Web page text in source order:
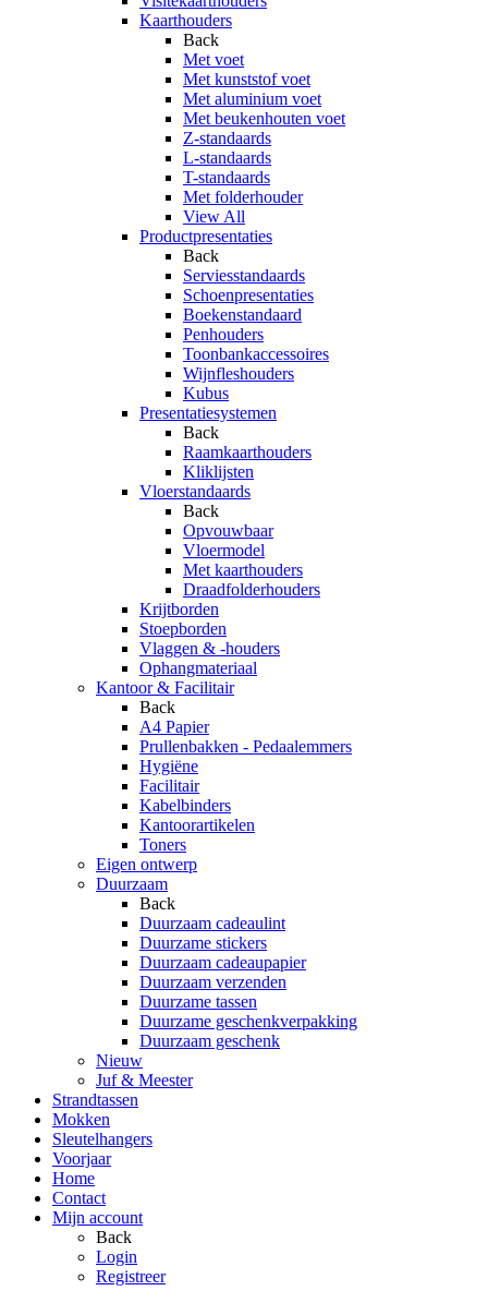
Kaarthouders
Back
Met voet
Met kunststof voet
Met aluminium voet
Met beukenhouten voet
Z-standaards
L-standaards
T-standaards
Met folderhouder
View All
Productpresentaties
Back
Serviesstandaards
Schoenpresentaties
Boekenstandaard
Penhouders
Toonbankaccessoires
Wijnfleshouders
Kubus
Presentatiesystemen
Back
Raamkaarthouders
Kliklijsten
Vloerstandaards
Back
Opvouwbaar
Vloermodel
Met kaarthouders
Draadfolderhouders
Krijtborden
Stoepborden
Vlaggen & -houders
Ophangmateriaal
Kantoor & Facilitair
Back
A4 Papier
Prullenbakken - Pedaalemmers
Hygiëne
Facilitair
Kabelbinders
Kantoorartikelen
Toners
Eigen ontwerp
Duurzaam
Back
Duurzaam cadeaulint
Duurzame stickers
Duurzaam cadeaupapier
Duurzaam verzenden
Duurzame tassen
Duurzame geschenkverpakking
Duurzaam geschenk
Nieuw
Juf & Meester
Strandtassen
Mokken
Sleutelhangers
Voorjaar
Home
Contact
Mijn account
Back
Login
Registreer